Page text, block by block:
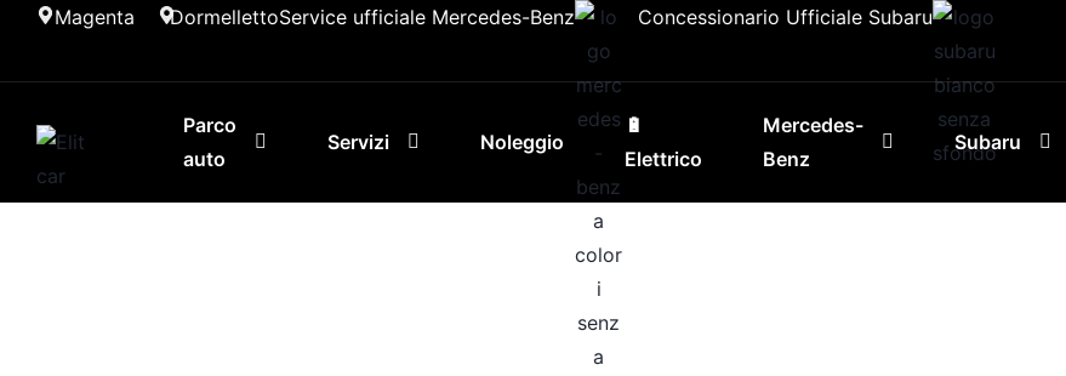
Magenta DormellettoService ufficiale Mercedes-Benz Concessionario Ufficiale Subaru
Parco
auto
Servizi Noleggio
🔋
Elettrico
Mercedes-
Benz
Subaru